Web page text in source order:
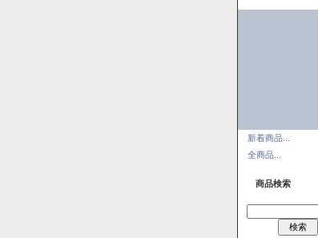
新着商品...
全商品...
商品検索